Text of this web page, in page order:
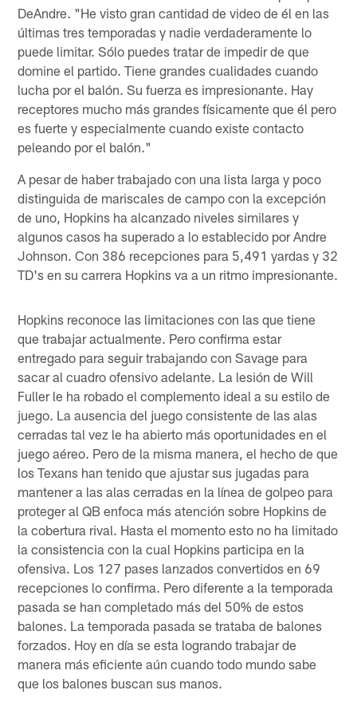
DeAndre. "He visto gran cantidad de video de él en las
últimas tres temporadas y nadie verdaderamente lo
puede limitar. Sólo puedes tratar de impedir de que
domine el partido. Tiene grandes cualidades cuando
lucha por el balón. Su fuerza es impresionante. Hay
receptores mucho más grandes físicamente que él pero
es fuerte y especialmente cuando existe contacto
peleando por el balón."
A pesar de haber trabajado con una lista larga y poco
distinguida de mariscales de campo con la excepción
de uno, Hopkins ha alcanzado niveles similares y
algunos casos ha superado a lo establecido por Andre
Johnson. Con 386 recepciones para 5,491 yardas y 32
TD's en su carrera Hopkins va a un ritmo impresionante.
Hopkins reconoce las limitaciones con las que tiene
que trabajar actualmente. Pero confirma estar
entregado para seguir trabajando con Savage para
sacar al cuadro ofensivo adelante. La lesión de Will
Fuller le ha robado el complemento ideal a su estilo de
juego. La ausencia del juego consistente de las alas
cerradas tal vez le ha abierto más oportunidades en el
juego aéreo. Pero de la misma manera, el hecho de que
los Texans han tenido que ajustar sus jugadas para
mantener a las alas cerradas en la línea de golpeo para
proteger al QB enfoca más atención sobre Hopkins de
la cobertura rival. Hasta el momento esto no ha limitado
la consistencia con la cual Hopkins participa en la
ofensiva. Los 127 pases lanzados convertidos en 69
recepciones lo confirma. Pero diferente a la temporada
pasada se han completado más del 50% de estos
balones. La temporada pasada se trataba de balones
forzados. Hoy en día se esta logrando trabajar de
manera más eficiente aún cuando todo mundo sabe
que los balones buscan sus manos.